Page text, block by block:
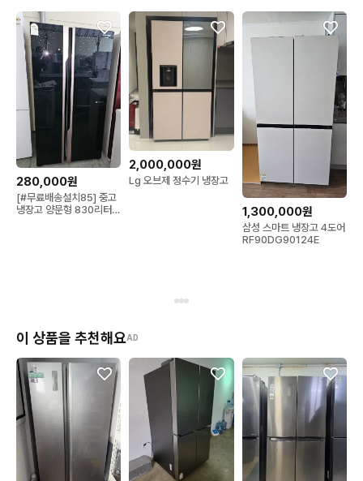
280,000원
[#무료배송설치85] 중고
냉장고 양문형 830리터
2,000,000원
Lg 오브제 정수기 냉장고
1,300,000원
삼성 스마트 냉장고 4도어
RF90DG90124E
이 상품을 추천해요AD